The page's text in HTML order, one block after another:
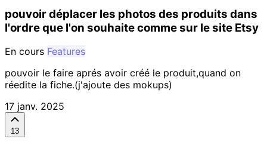
pouvoir déplacer les photos des produits dans
l'ordre que l'on souhaite comme sur le site Etsy
En cours Features
pouvoir le faire aprés avoir créé le produit,quand on
réedite la fiche.(j'ajoute des mokups)
17 janv. 2025
13